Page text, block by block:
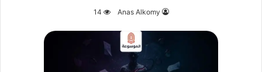
Anas Alkomy
14